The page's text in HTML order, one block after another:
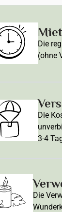
Die
(ohne
Die
3-4
Die